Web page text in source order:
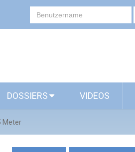
DOSSIERS VIDEOS
Meter